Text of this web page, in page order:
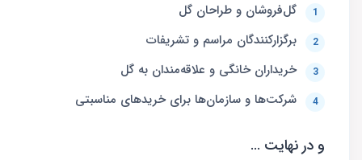
گل‌فروشان و طراحان گل
برگزارکنندگان مراسم و تشریفات
خریداران خانگی و علاقه‌مندان به گل
شرکت‌ها و سازمان‌ها برای خریدهای مناسبتی
و در نهایت …